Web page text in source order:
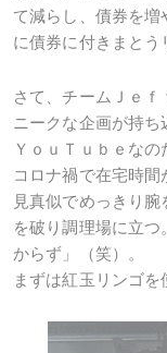
て減らし、債券を
に債券に付きまとう
さて、チームＪｅ
ニークな企画が持ち
ＹｏｕＴｕｂｅな
コロナ禍で在宅時
見真似でめっきり
を破り調理場に立
からず」（笑）。
まずは紅玉リンゴを